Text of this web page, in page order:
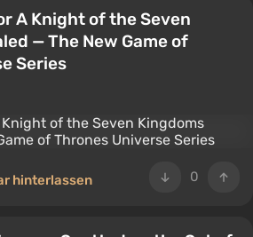
A Knight of the Seven
— The New Game of
Series
0
hinterlassen